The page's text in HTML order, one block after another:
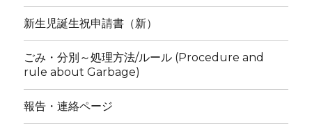
ー
開
新生児誕生祝申請書（新）
ごみ・分別～処理方法/ルール (Procedure and
rule about Garbage)
報告・連絡ページ